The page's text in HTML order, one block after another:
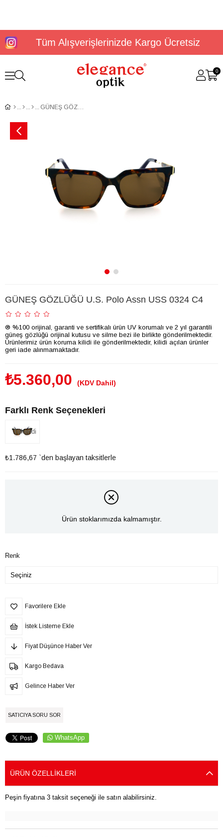
Tüm Alışverişlerinizde Kargo Ücretsiz
0
GÜNEŞ GÖZLÜĞÜ U.S. Polo Assn USS 0324 C4
GÜNEŞ GÖZLÜĞÜ U.S. Polo Assn USS 0324 C4
® %100 orijinal, garanti ve sertifikalı ürün UV korumalı ve 2 yıl garantili
güneş gözlüğü orijinal kutusu ve silme bezi ile birlikte gönderilmektedir.
Ürünlerimiz ürün koruma kilidi ile gönderilmektedir, kilidi açılan ürünler
geri iade alınmamaktadır.
₺5.360,00 (KDV Dahil)
Farklı Renk Seçenekleri
Tükendi
₺1.786,67 `den başlayan taksitlerle
Ürün stoklarımızda kalmamıştır.
Renk
Favorilere Ekle
İstek Listeme Ekle
Fiyat Düşünce Haber Ver
Kargo Bedava
Gelince Haber Ver
SATICIYA SORU SOR
WhatsApp
ÜRÜN ÖZELLIKLERI
Peşin fiyatına 3 taksit seçeneği ile satın alabilirsiniz.